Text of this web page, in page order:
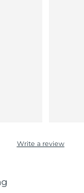
Write a review